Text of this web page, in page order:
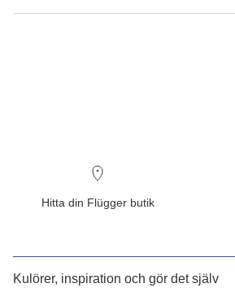
Hitta din Flügger butik
Kulörer, inspiration och gör det själv